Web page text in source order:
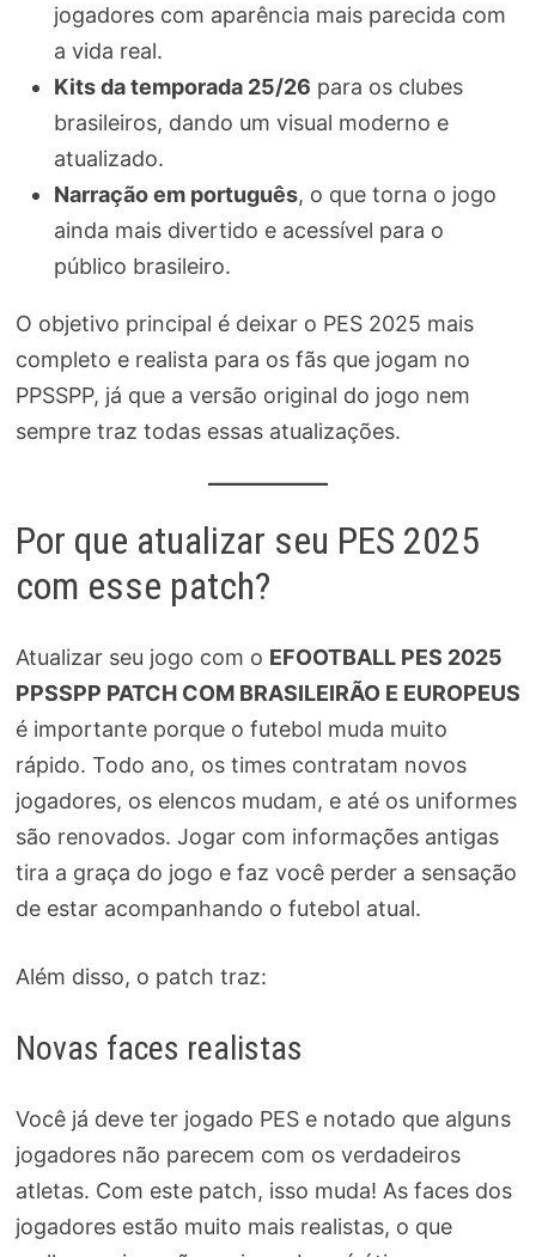
jogadores com aparência mais parecida com
a vida real.
Kits da temporada 25/26 para os clubes
brasileiros, dando um visual moderno e
atualizado.
Narração em português, o que torna o jogo
ainda mais divertido e acessível para o
público brasileiro.
O objetivo principal é deixar o PES 2025 mais
completo e realista para os fãs que jogam no
PPSSPP, já que a versão original do jogo nem
sempre traz todas essas atualizações.
Por que atualizar seu PES 2025
com esse patch?
Atualizar seu jogo com o EFOOTBALL PES 2025
PPSSPP PATCH COM BRASILEIRÃO E EUROPEUS
é importante porque o futebol muda muito
rápido. Todo ano, os times contratam novos
jogadores, os elencos mudam, e até os uniformes
são renovados. Jogar com informações antigas
tira a graça do jogo e faz você perder a sensação
de estar acompanhando o futebol atual.
Além disso, o patch traz:
Novas faces realistas
Você já deve ter jogado PES e notado que alguns
jogadores não parecem com os verdadeiros
atletas. Com este patch, isso muda! As faces dos
jogadores estão muito mais realistas, o que